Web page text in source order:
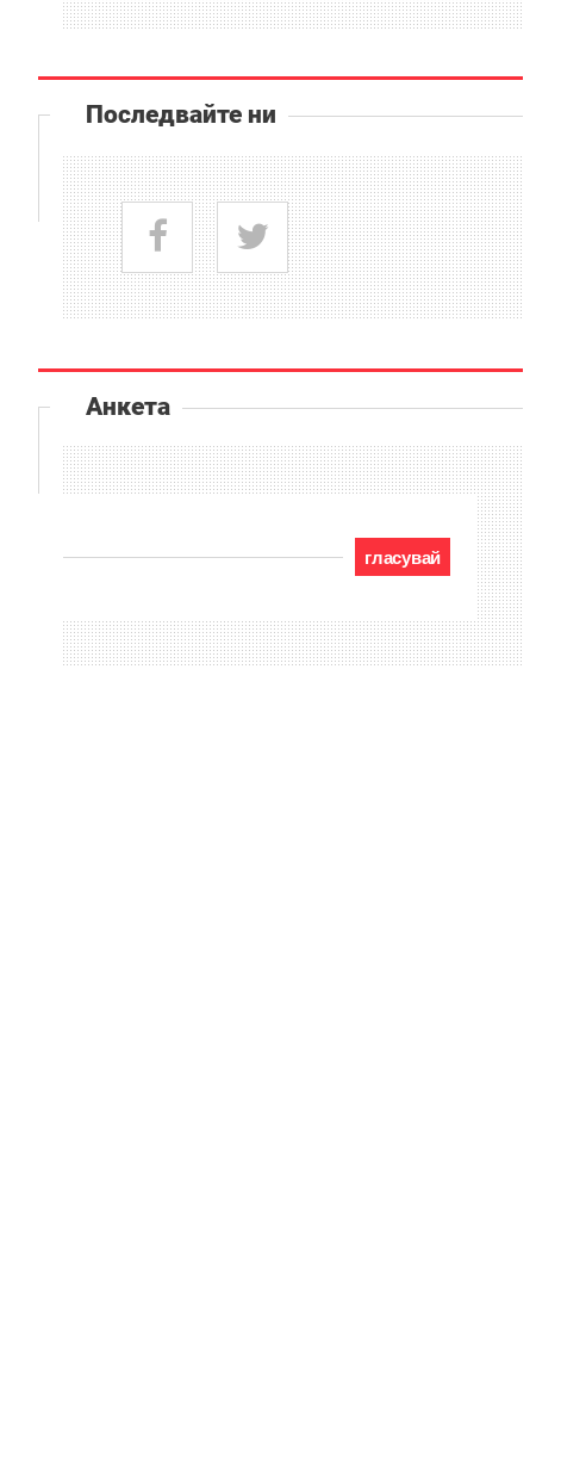
Последвайте ни
Анкета
гласувай